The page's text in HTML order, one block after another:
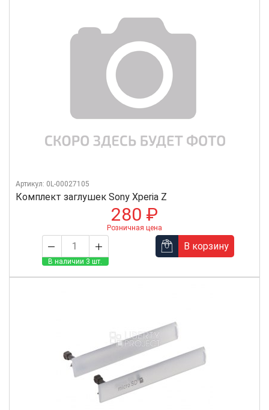
Комплект заглушек Sony Xperia Z
Артикул: 0L-00027105
280 ₽
Розничная цена
В наличии 3 шт.
В корзину